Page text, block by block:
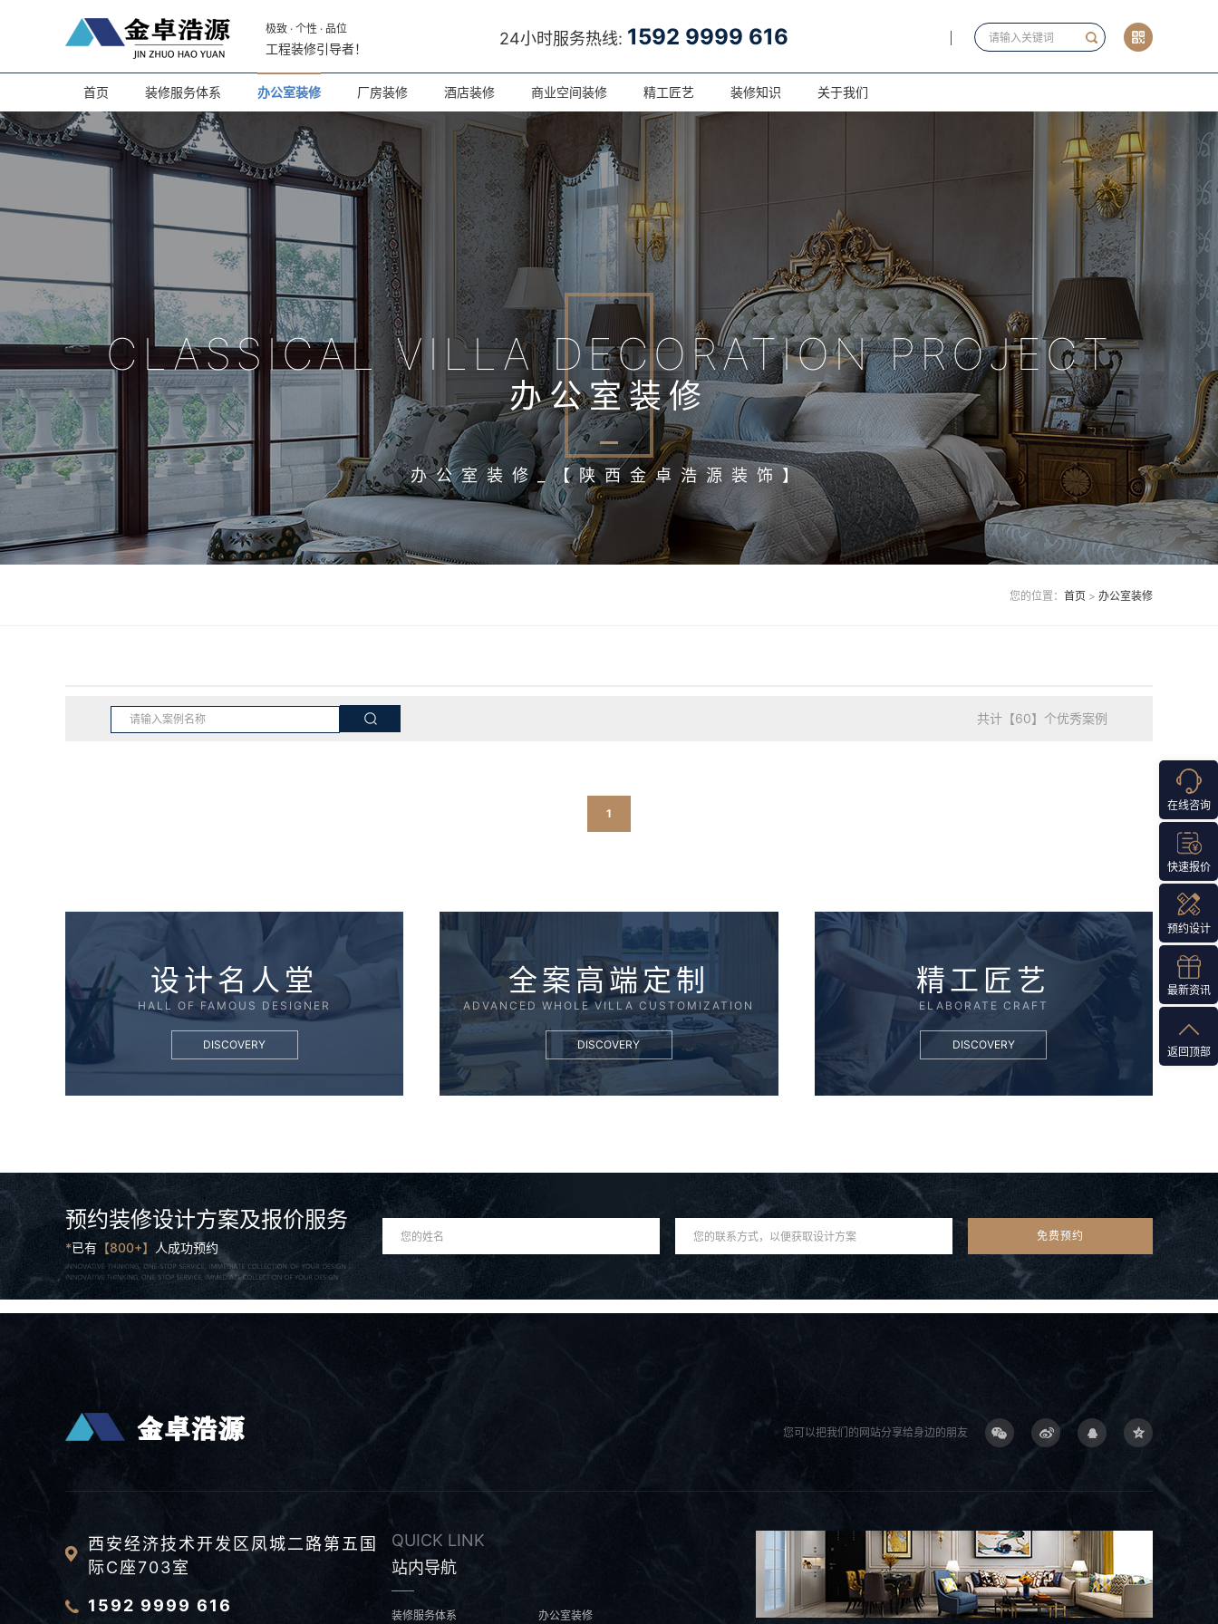
极致 · 个性 · 品位
工程装修引导者！
24小时服务热线: 1592 9999 616
首页 装修服务体系 办公室装修 厂房装修 酒店装修 商业空间装修 精工匠艺 装修知识 关于我们
CLASSICAL VILLA DECORATION PROJECT
办公室装修
办公室装修_【陕西金卓浩源装饰】
您的位置： 首页 > 办公室装修
共计【60】个优秀案例
1
设计名人堂
HALL OF FAMOUS DESIGNER
DISCOVERY
全案高端定制
ADVANCED WHOLE VILLA CUSTOMIZATION
DISCOVERY
精工匠艺
ELABORATE CRAFT
DISCOVERY
预约装修设计方案及报价服务
*已有 【800+】 人成功预约
您可以把我们的网站分享给身边的朋友
西安经济技术开发区凤城二路第五国
际C座703室
1592 9999 616
QUICK LINK
站内导航
装修服务体系 办公室装修
在线咨询
快速报价
预约设计
最新资讯
返回顶部